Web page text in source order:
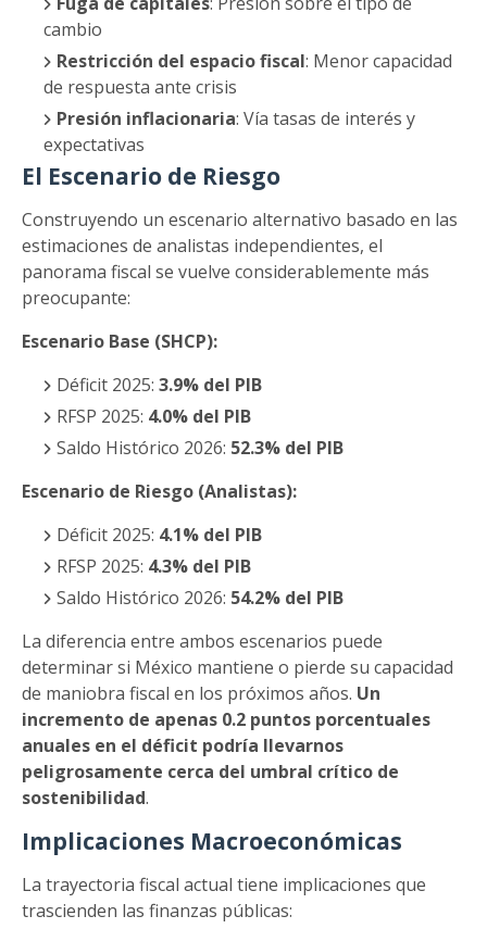
cambio
Restricción del espacio fiscal: Menor capacidad
de respuesta ante crisis
Presión inflacionaria: Vía tasas de interés y
expectativas
El Escenario de Riesgo
Construyendo un escenario alternativo basado en las
estimaciones de analistas independientes, el
panorama fiscal se vuelve considerablemente más
preocupante:
Escenario Base (SHCP):
Déficit 2025: 3.9% del PIB
RFSP 2025: 4.0% del PIB
Saldo Histórico 2026: 52.3% del PIB
Escenario de Riesgo (Analistas):
Déficit 2025: 4.1% del PIB
RFSP 2025: 4.3% del PIB
Saldo Histórico 2026: 54.2% del PIB
La diferencia entre ambos escenarios puede
determinar si México mantiene o pierde su capacidad
de maniobra fiscal en los próximos años. Un
incremento de apenas 0.2 puntos porcentuales
anuales en el déficit podría llevarnos
peligrosamente cerca del umbral crítico de
sostenibilidad.
Implicaciones Macroeconómicas
La trayectoria fiscal actual tiene implicaciones que
trascienden las finanzas públicas: